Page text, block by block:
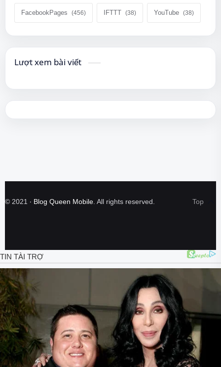
FacebookPages IFTTT YouTube
Lượt xem bài viết
© 2021 ‧ Blog Queen Mobile . All rights reserved.